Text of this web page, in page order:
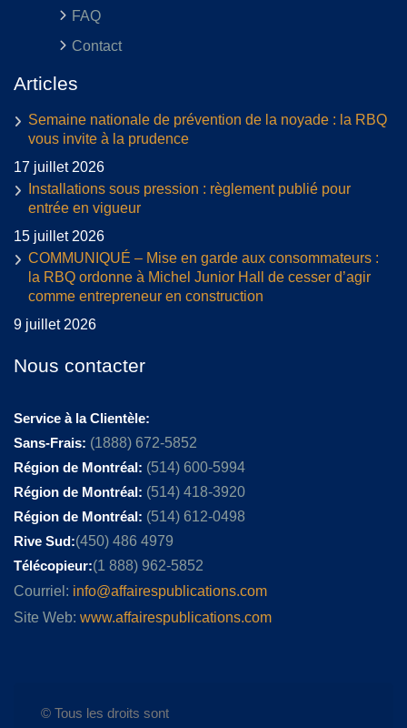
FAQ
Contact
Articles
Semaine nationale de prévention de la noyade : la RBQ
vous invite à la prudence
17 juillet 2026
Installations sous pression : règlement publié pour
entrée en vigueur
15 juillet 2026
COMMUNIQUÉ – Mise en garde aux consommateurs :
la RBQ ordonne à Michel Junior Hall de cesser d’agir
comme entrepreneur en construction
9 juillet 2026
Nous contacter
Service à la Clientèle:
Sans-Frais: (1888) 672-5852
Région de Montréal: (514) 600-5994
Région de Montréal: (514) 418-3920
Région de Montréal: (514) 612-0498
Rive Sud:(450) 486 4979
Télécopieur:(1 888) 962-5852
Courriel: info@affairespublications.com
Site Web: www.affairespublications.com
© Tous les droits sont